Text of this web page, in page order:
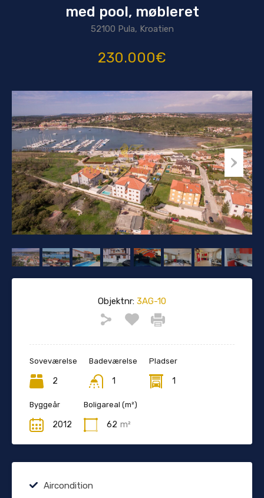
med pool, møbleret
52100 Pula, Kroatien
230.000€
Objektnr: 3AG-10
Soveværelse
2
Badeværelse
1
Pladser
1
Byggeår
2012
Boligareal (m²)
62 m²
Aircondition